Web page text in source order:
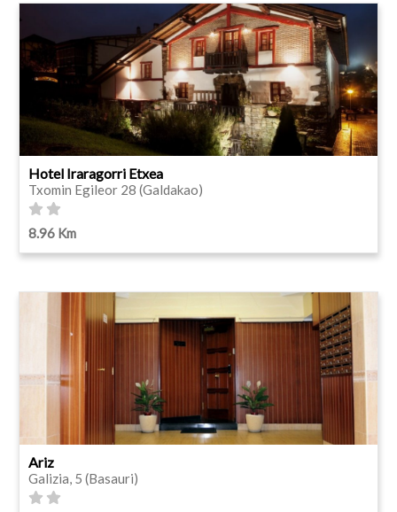
Hotel Iraragorri Etxea
Txomin Egileor 28 (Galdakao)
8.96 Km
Ariz
Galizia, 5 (Basauri)